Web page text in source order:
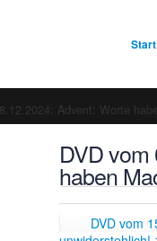
Start
Advent: Worte
DVD vom
haben
DVD vom